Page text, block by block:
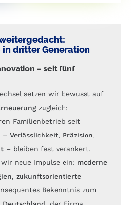
dritter Generation
– seit fünf
setzen wir bewusst auf
zugleich:
Familienbetrieb seit
– Verlässlichkeit, Präzision,
– bleiben fest verankert.
neue Impulse ein: moderne
, zukunftsorientierte
Bekenntnis zum